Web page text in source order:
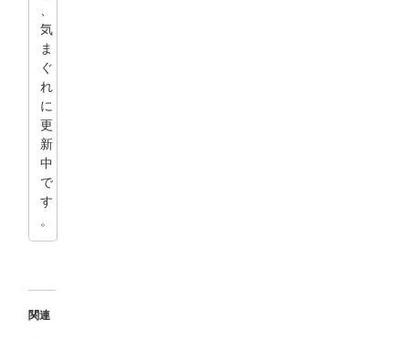
、
気
ま
ぐ
れ
に
更
新
中
で
す
。
関連